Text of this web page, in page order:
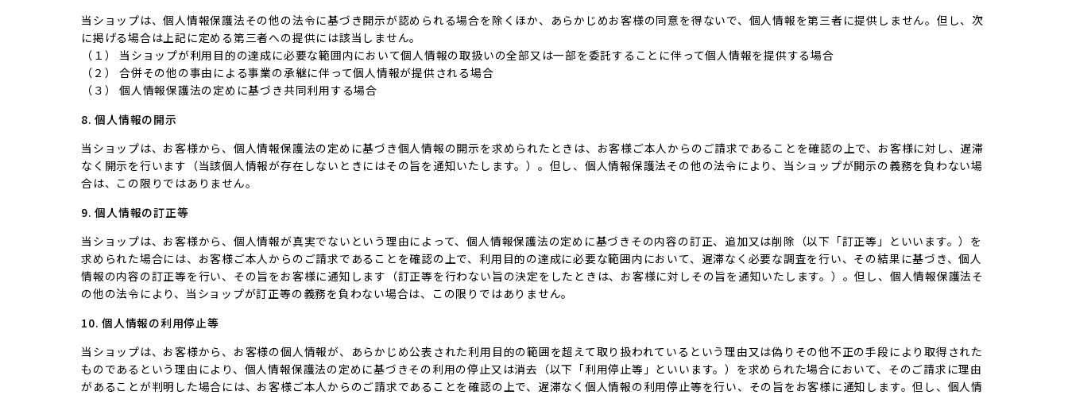
当ショップは、個人情報保護法その他の法令に基づき開示が認められる場合を除くほか、あらかじめお客様の同意を得ないで、個人情報を第三者に提供しません。但し、次
に掲げる場合は上記に定める第三者への提供には該当しません。
（１） 当ショップが利用目的の達成に必要な範囲内において個人情報の取扱いの全部又は一部を委託することに伴って個人情報を提供する場合
（２） 合併その他の事由による事業の承継に伴って個人情報が提供される場合
（３） 個人情報保護法の定めに基づき共同利用する場合
8. 個人情報の開示
当ショップは、お客様から、個人情報保護法の定めに基づき個人情報の開示を求められたときは、お客様ご本人からのご請求であることを確認の上で、お客様に対し、遅滞
なく開示を行います（当該個人情報が存在しないときにはその旨を通知いたします。）。但し、個人情報保護法その他の法令により、当ショップが開示の義務を負わない場
合は、この限りではありません。
9. 個人情報の訂正等
当ショップは、お客様から、個人情報が真実でないという理由によって、個人情報保護法の定めに基づきその内容の訂正、追加又は削除（以下「訂正等」といいます。）を
求められた場合には、お客様ご本人からのご請求であることを確認の上で、利用目的の達成に必要な範囲内において、遅滞なく必要な調査を行い、その結果に基づき、個人
情報の内容の訂正等を行い、その旨をお客様に通知します（訂正等を行わない旨の決定をしたときは、お客様に対しその旨を通知いたします。）。但し、個人情報保護法そ
の他の法令により、当ショップが訂正等の義務を負わない場合は、この限りではありません。
10. 個人情報の利用停止等
当ショップは、お客様から、お客様の個人情報が、あらかじめ公表された利用目的の範囲を超えて取り扱われているという理由又は偽りその他不正の手段により取得された
ものであるという理由により、個人情報保護法の定めに基づきその利用の停止又は消去（以下「利用停止等」といいます。）を求められた場合において、そのご請求に理由
があることが判明した場合には、お客様ご本人からのご請求であることを確認の上で、遅滞なく個人情報の利用停止等を行い、その旨をお客様に通知します。但し、個人情